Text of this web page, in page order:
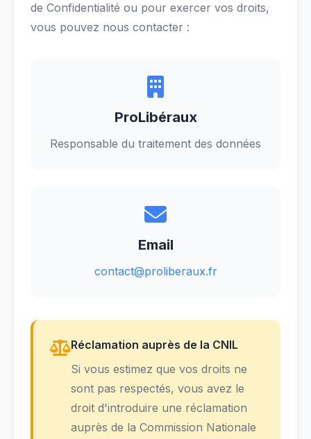
de Confidentialité ou pour exercer vos droits,
vous pouvez nous contacter :
ProLibéraux
Responsable du traitement des données
Email
contact@proliberaux.fr
Réclamation auprès de la CNIL
Si vous estimez que vos droits ne
sont pas respectés, vous avez le
droit d'introduire une réclamation
auprès de la Commission Nationale